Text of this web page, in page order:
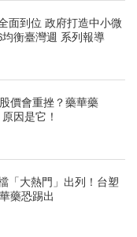
面到位 政府打造中小微
衡臺灣週 系列報導
價會重挫？藥華藥
因是它！
「大熱門」出列！台塑
藥恐踢出